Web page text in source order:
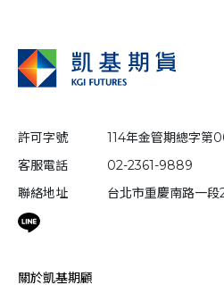
許可字號
114年金管期總字第
客服電話
02-2361-9889
聯絡地址
台北市重慶南路一段
關於凱基期顧